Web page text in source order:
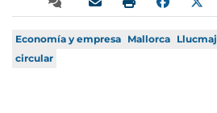
Economía y empresa Mallorca
circular